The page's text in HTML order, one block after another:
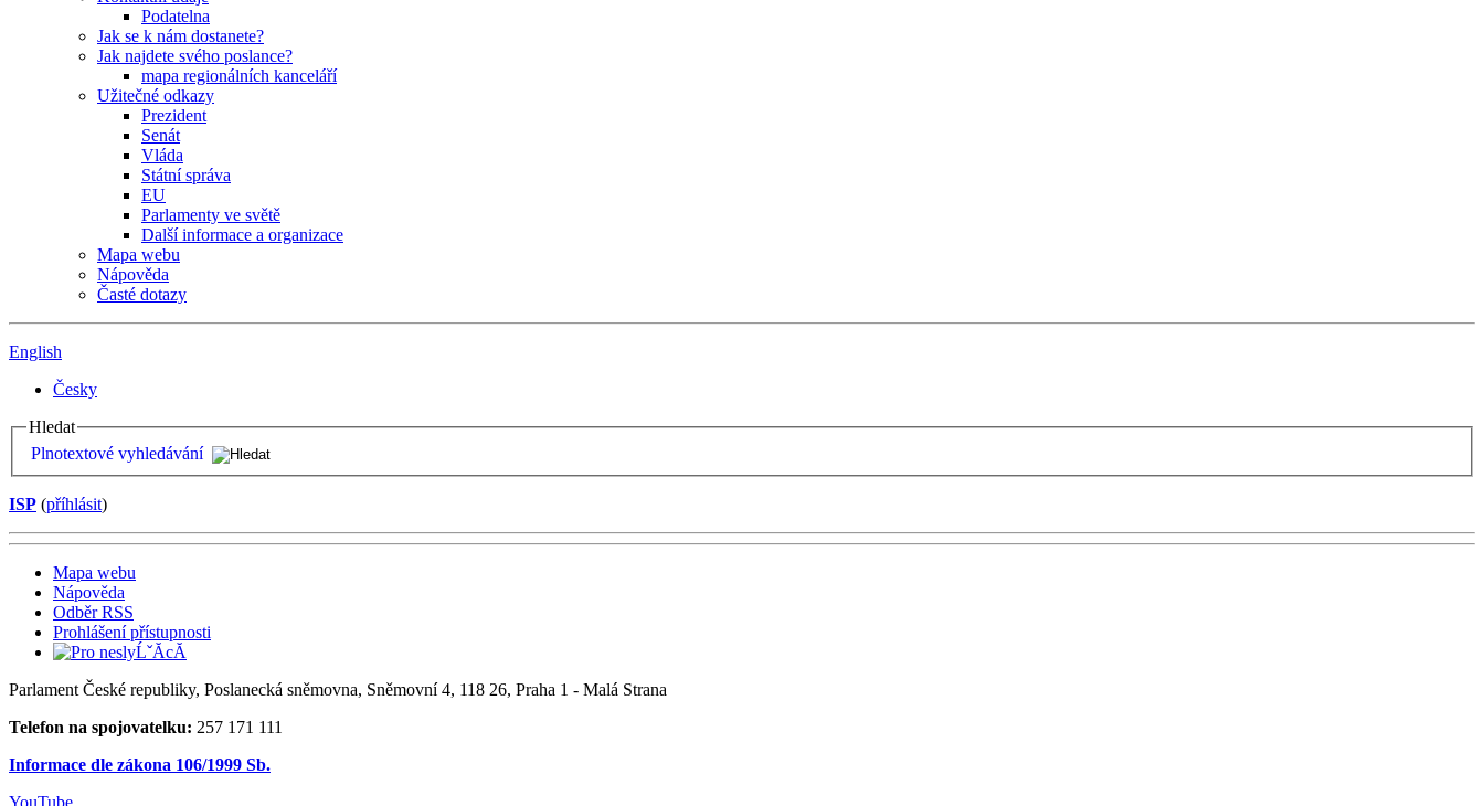
Podatelna
Jak se k nám dostanete?
Jak najdete svého poslance?
mapa regionálních kanceláří
Užitečné odkazy
Prezident
Senát
Vláda
Státní správa
EU
Parlamenty ve světě
Další informace a organizace
Mapa webu
Nápověda
Časté dotazy
English
Česky
Hledat
Plnotextové vyhledávání
ISP (příhlásit)
Mapa webu
Nápověda
Odběr RSS
Prohlášení přístupnosti
Parlament České republiky, Poslanecká sněmovna, Sněmovní 4, 118 26, Praha 1 - Malá Strana
Telefon na spojovatelku: 257 171 111
Informace dle zákona 106/1999 Sb.
YouTube